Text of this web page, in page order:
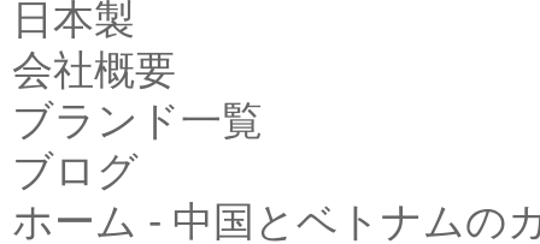
日本製
会社概要
ブランド一覧
ブログ
ホーム - 中国とベトナムの